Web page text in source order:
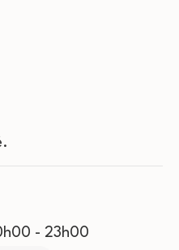
- 23h00